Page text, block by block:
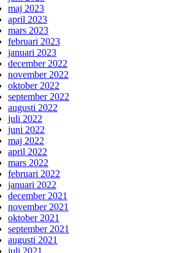
maj 2023
april 2023
mars 2023
februari 2023
januari 2023
december 2022
november 2022
oktober 2022
september 2022
augusti 2022
juli 2022
juni 2022
maj 2022
april 2022
mars 2022
februari 2022
januari 2022
december 2021
november 2021
oktober 2021
september 2021
augusti 2021